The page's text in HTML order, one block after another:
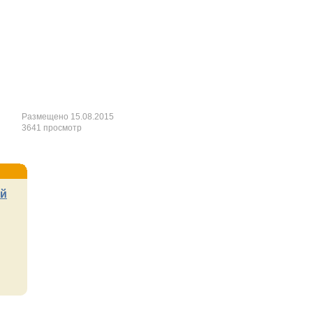
Размещено 15.08.2015
3641 просмотр